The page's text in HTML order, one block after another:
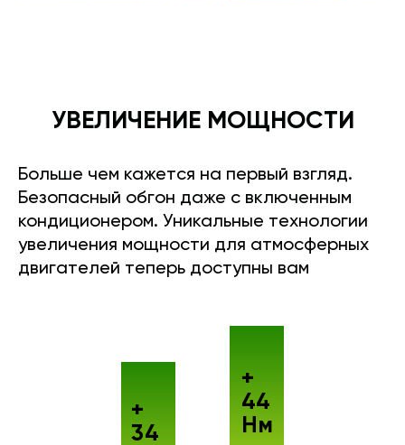
УВЕЛИЧЕНИЕ МОЩНОСТИ
Больше чем кажется на первый взгляд.
Безопасный обгон даже с включенным
кондиционером. Уникальные технологии
увеличения мощности для атмосферных
двигателей теперь доступны вам
+
34
+
44
Нм